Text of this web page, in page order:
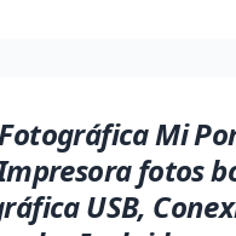
Mi
fotos
USB,